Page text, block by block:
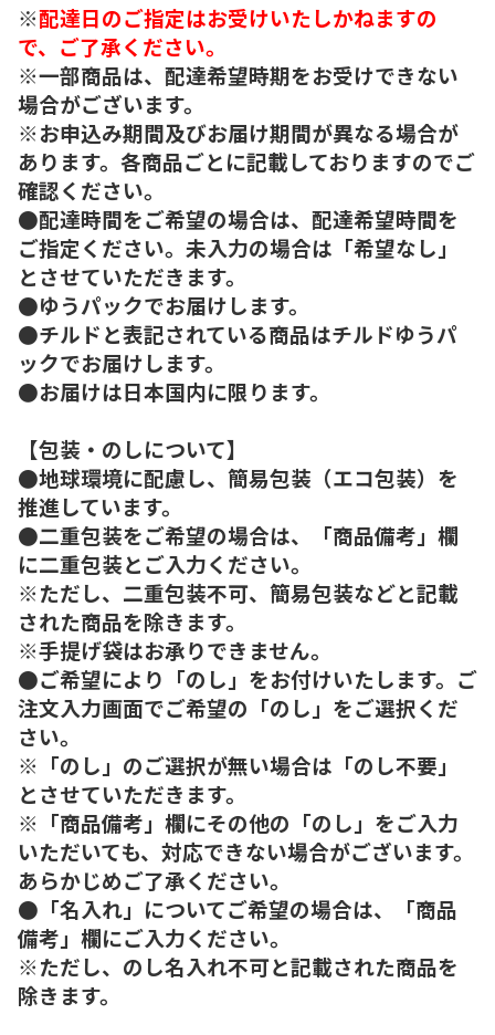
※配達日のご指定はお受けいたしかねますの
で、ご了承ください。
※一部商品は、配達希望時期をお受けできない
場合がございます。
※お申込み期間及びお届け期間が異なる場合が
あります。各商品ごとに記載しておりますのでご
確認ください。
●配達時間をご希望の場合は、配達希望時間を
ご指定ください。未入力の場合は「希望なし」
とさせていただきます。
●ゆうパックでお届けします。
●チルドと表記されている商品はチルドゆうパ
ックでお届けします。
●お届けは日本国内に限ります。
【包装・のしについて】
●地球環境に配慮し、簡易包装（エコ包装）を
推進しています。
●二重包装をご希望の場合は、「商品備考」欄
に二重包装とご入力ください。
※ただし、二重包装不可、簡易包装などと記載
された商品を除きます。
※手提げ袋はお承りできません。
●ご希望により「のし」をお付けいたします。ご
注文入力画面でご希望の「のし」をご選択くだ
さい。
※「のし」のご選択が無い場合は「のし不要」
とさせていただきます。
※「商品備考」欄にその他の「のし」をご入力
いただいても、対応できない場合がございます。
あらかじめご了承ください。
●「名入れ」についてご希望の場合は、「商品
備考」欄にご入力ください。
※ただし、のし名入れ不可と記載された商品を
除きます。